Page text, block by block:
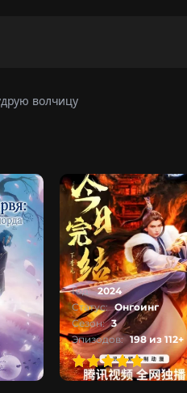
волчицу
Год: 2024
Статус: Онгоинг
Сезон: 3
Эпизодов: 198 из 112+
2 3 4 0 1 2 3